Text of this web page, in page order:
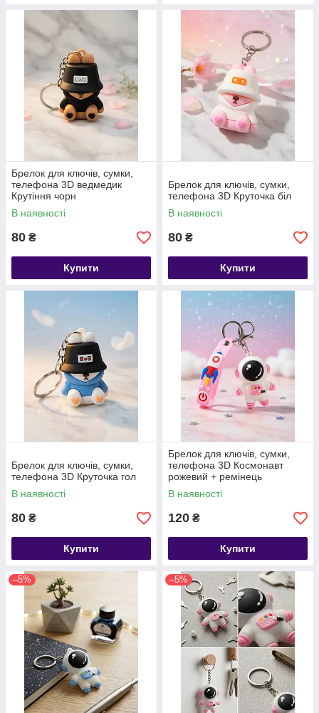
Брелок для ключів, сумки,
телефона 3D ведмедик
Крутіння чорн
В наявності
80 ₴
Купити
Брелок для ключів, сумки,
телефона 3D Круточка біл
В наявності
80 ₴
Купити
Брелок для ключів, сумки,
телефона 3D Круточка гол
В наявності
80 ₴
Купити
Брелок для ключів, сумки,
телефона 3D Космонавт
рожевий + ремінець
В наявності
120 ₴
Купити
–5% –5%